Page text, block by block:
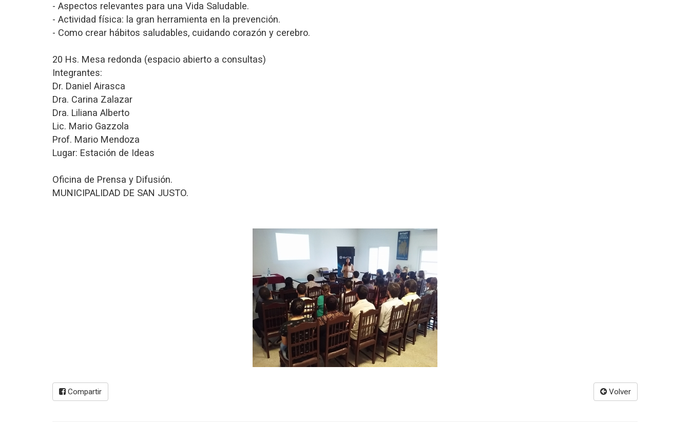
- Aspectos relevantes para una Vida Saludable.
- Actividad física: la gran herramienta en la prevención.
- Como crear hábitos saludables, cuidando corazón y cerebro.
20 Hs. Mesa redonda (espacio abierto a consultas)
Integrantes:
Dr. Daniel Airasca
Dra. Carina Zalazar
Dra. Liliana Alberto
Lic. Mario Gazzola
Prof. Mario Mendoza
Lugar: Estación de Ideas
Oficina de Prensa y Difusión.
MUNICIPALIDAD DE SAN JUSTO.
Compartir Volver